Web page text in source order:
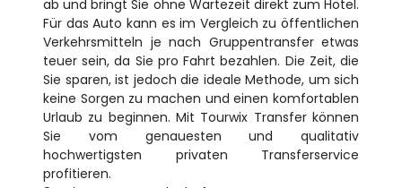
ab und bringt Sie ohne Wartezeit direkt zum Hotel.
Für das Auto kann es im Vergleich zu öffentlichen
Verkehrsmitteln je nach Gruppentransfer etwas
teuer sein, da Sie pro Fahrt bezahlen. Die Zeit, die
Sie sparen, ist jedoch die ideale Methode, um sich
keine Sorgen zu machen und einen komfortablen
Urlaub zu beginnen. Mit Tourwix Transfer können
Sie vom genauesten und qualitativ
hochwertigsten privaten Transferservice
profitieren.